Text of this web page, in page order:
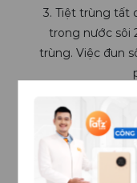
3. Tiệt trùng tất
trong nước sôi
trùng. Việc đun